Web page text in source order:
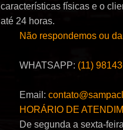
características físicas e o
até 24 horas.
Não respondemos ou
WHATSAPP: (11)
Email:
HORÁRIO DE
De segunda a sexta-